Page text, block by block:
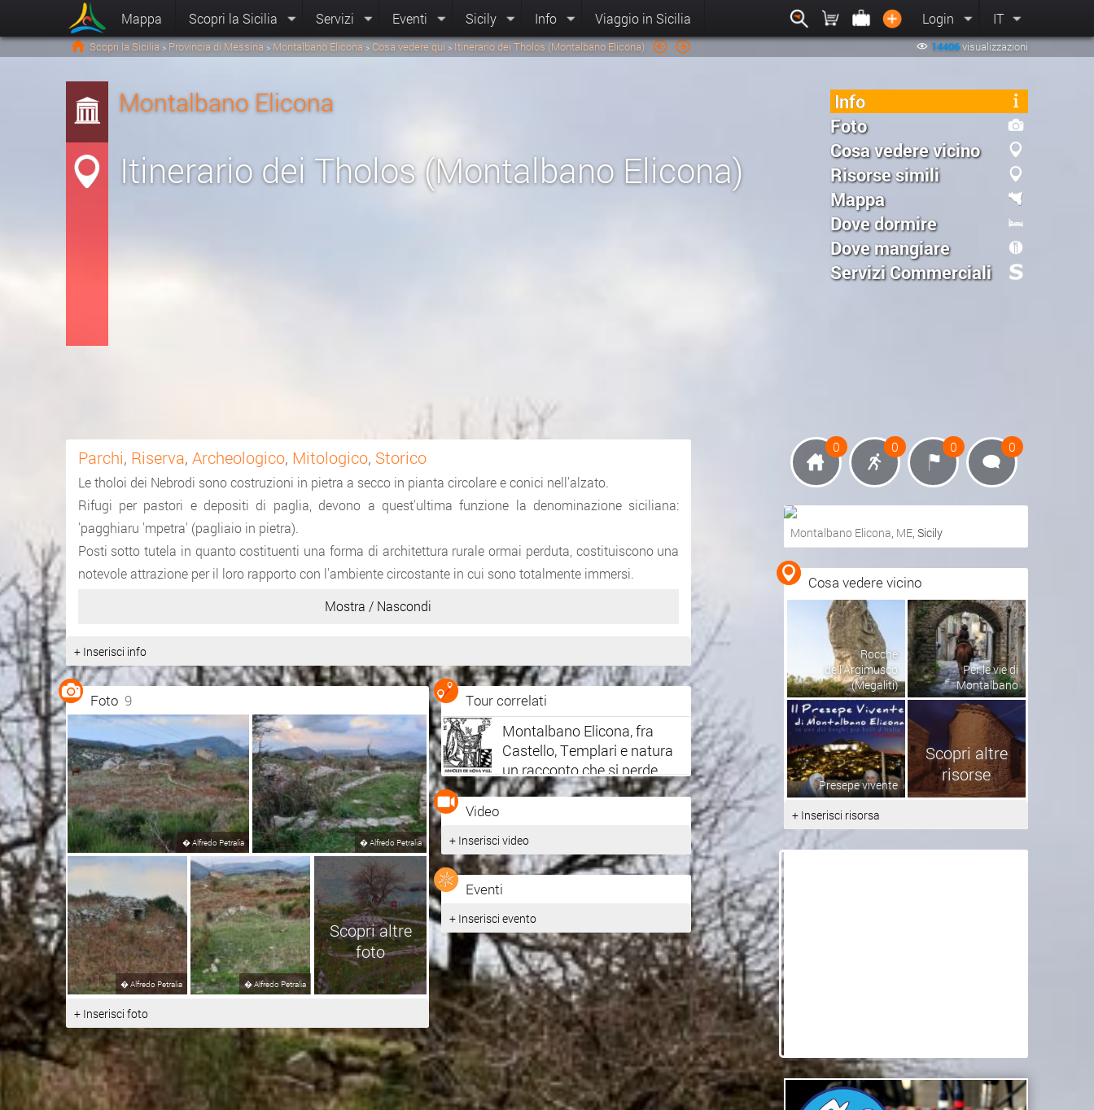
Mappa Scopri la Sicilia Servizi Eventi Sicily Info Viaggio in Sicilia Login IT
Scopri la Sicilia > Provincia di Messina > Montalbano Elicona > Cosa vedere qui > Itinerario dei Tholos (Montalbano Elicona) 14406visualizzazioni
Montalbano Elicona
Itinerario dei Tholos (Montalbano Elicona)
Info
Foto
Cosa vedere vicino
Risorse simili
Mappa
Dove dormire
Dove mangiare
Servizi Commerciali
Parchi, Riserva, Archeologico, Mitologico, Storico
Le tholoi dei Nebrodi sono costruzioni in pietra a secco in pianta circolare e conici nell'alzato.
Rifugi per pastori e depositi di paglia, devono a quest'ultima funzione la denominazione siciliana:
'pagghiaru 'mpetra' (pagliaio in pietra).
Posti sotto tutela in quanto costituenti una forma di architettura rurale ormai perduta, costituiscono una
notevole attrazione per il loro rapporto con l'ambiente circostante in cui sono totalmente immersi.
Mostra / Nascondi
+ Inserisci info
Foto 9
�Alfredo Petralia �Alfredo Petralia
�Alfredo Petralia �Alfredo Petralia
Scopri altre
foto
+ Inserisci foto
Tour correlati
Montalbano Elicona, fra
Castello, Templari e natura
un racconto che si perde
nella notte dei tempi.
Video
+ Inserisci video
Eventi
+ Inserisci evento
0 0 0 0
Ottieni indicazioni stradali
Visualizza mappa
Montalbano Elicona, ME, Sicily
Cosa vedere vicino
Rocche
dell'Argimusco
(Megaliti)
Per le vie di
Montalbano
Presepe vivente
Scopri altre
risorse
+ Inserisci risorsa